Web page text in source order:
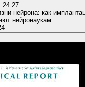
нейрона: как
нейронаукам